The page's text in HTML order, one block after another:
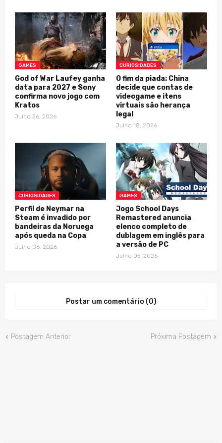
GAMES
God of War Laufey ganha
data para 2027 e Sony
confirma novo jogo com
Kratos
Julho 26, 2026
CURIOSIDADES
O fim da piada: China
decide que contas de
videogame e itens
virtuais são herança
legal
Julho 18, 2026
CURIOSIDADES
Perfil de Neymar na
Steam é invadido por
bandeiras da Noruega
após queda na Copa
Julho 06, 2026
GAMES
Jogo School Days
Remastered anuncia
elenco completo de
dublagem em inglês para
a versão de PC
Julho 05, 2026
Postar um comentário (0)
Postagem Anterior Próxima Postagem